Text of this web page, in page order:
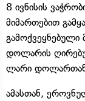
8 ივნისის
მიმართებით
გამოქვეყნებული
დოლარის
ლარი
ამასთან,